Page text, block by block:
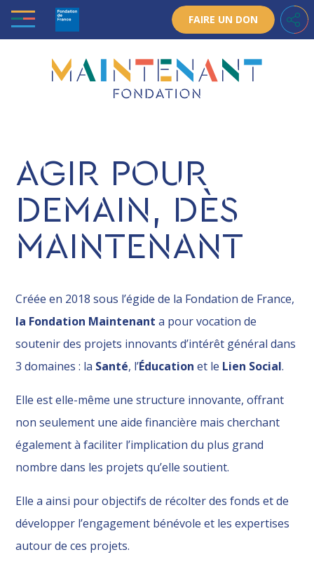
Skip
content
FAIRE UN DON
AGIR POUR
DEMAIN, DÈS
MAINTENANT
Créée en 2018 sous l’égide de la Fondation de France,
la Fondation Maintenant a pour vocation de
soutenir des projets innovants d’intérêt général dans
3 domaines : la Santé, l’Éducation et le Lien Social.
Elle est elle-même une structure innovante, offrant
non seulement une aide financière mais cherchant
également à faciliter l’implication du plus grand
nombre dans les projets qu’elle soutient.
Elle a ainsi pour objectifs de récolter des fonds et de
développer l’engagement bénévole et les expertises
autour de ces projets.